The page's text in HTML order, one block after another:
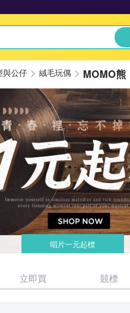
與公仔 絨毛玩偶 MOMO熊
唱片一元起標
立即買 競標